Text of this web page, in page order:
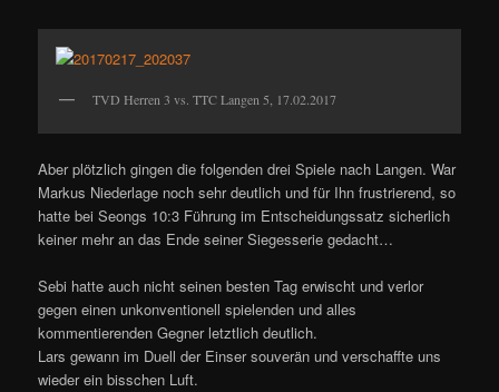
TVD Herren 3 vs. TTC Langen 5, 17.02.2017
Aber plötzlich gingen die folgenden drei Spiele nach Langen. War
Markus Niederlage noch sehr deutlich und für Ihn frustrierend, so
hatte bei Seongs 10:3 Führung im Entscheidungssatz sicherlich
keiner mehr an das Ende seiner Siegesserie gedacht…
Sebi hatte auch nicht seinen besten Tag erwischt und verlor
gegen einen unkonventionell spielenden und alles
kommentierenden Gegner letztlich deutlich.
Lars gewann im Duell der Einser souverän und verschaffte uns
wieder ein bisschen Luft.